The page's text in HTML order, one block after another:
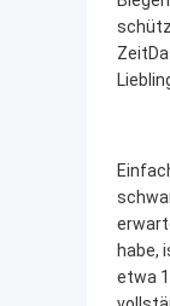
habe,
etwa